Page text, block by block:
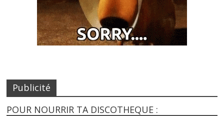
Publicité
POUR NOURRIR TA DISCOTHEQUE :